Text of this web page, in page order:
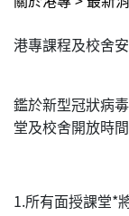
港專課程及校舍
鑑於新型冠狀病
堂及校舍開放時
1.所有面授課堂*